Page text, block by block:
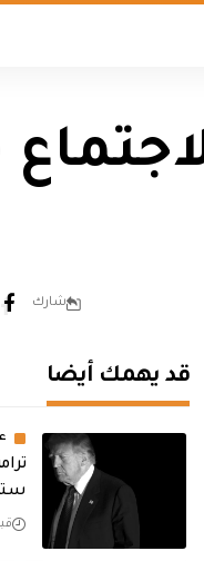
شارك
قد يهمك أيضا